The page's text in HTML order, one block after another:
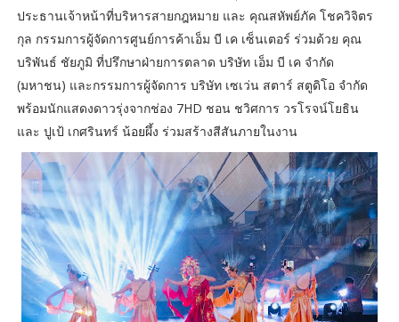
ประธานเจ้าหน้าที่บริหารสายกฎหมาย และ คุณสหัพย์ภัค โชควิจิตร
กุล กรรมการผู้จัดการศูนย์การค้าเอ็ม บี เค เซ็นเตอร์ ร่วมด้วย คุณ
บริพันธ์ ชัยภูมิ ที่ปรึกษาฝ่ายการตลาด บริษัท เอ็ม บี เค จำกัด
(มหาชน) และกรรมการผู้จัดการ บริษัท เซเว่น สตาร์ สตูดิโอ จำกัด
พร้อมนักแสดงดาวรุ่งจากช่อง 7HD ชอน ชวิศการ วรโรจน์โยธิน
และ ปูเป้ เกศรินทร์ น้อยผึ้ง ร่วมสร้างสีสันภายในงาน